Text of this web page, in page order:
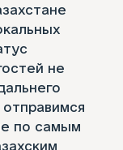
не
по самым